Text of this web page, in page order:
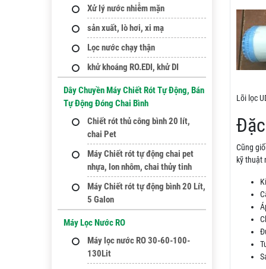
Lõi lọc
Cũng
kỹ thuật
Xử lý nước nhiễm mặn
sản xuất, lò hơi, xi mạ
Lọc nước chạy thận
khử khoáng RO.EDI, khử DI
Dây Chuyền Máy Chiết Rót Tự Động, Bán
Tự Động Đóng Chai Bình
Chiết rót thủ công bình 20 lít,
chai Pet
Máy Chiết rót tự động chai pet
nhựa, lon nhôm, chai thủy tinh
Máy Chiết rót tự động bình 20 Lít,
5 Galon
Máy Lọc Nước RO
Máy lọc nước RO 30-60-100-
130Lit